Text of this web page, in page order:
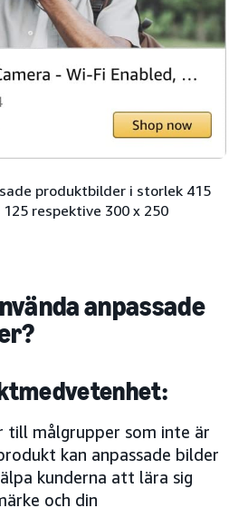
produktbilder i storlek 415
125 respektive 300 x 250
anpassade
till målgrupper som inte är
kan anpassade bilder
kunderna att lära sig
och din